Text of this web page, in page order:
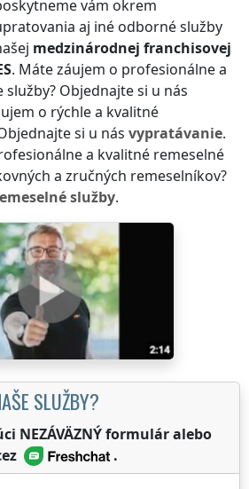
vám okrem
aj iné odborné služby
medzinárodnej franchisovej
. Máte záujem o profesionálne a
Objednajte si u nás
o rýchle a kvalitné
si u nás vypratávanie.
a kvalitné remeselné
a zručných remeselníkov?
služby.
SLUŽBY?
NEZÁVÄZNÝ formulár alebo
.